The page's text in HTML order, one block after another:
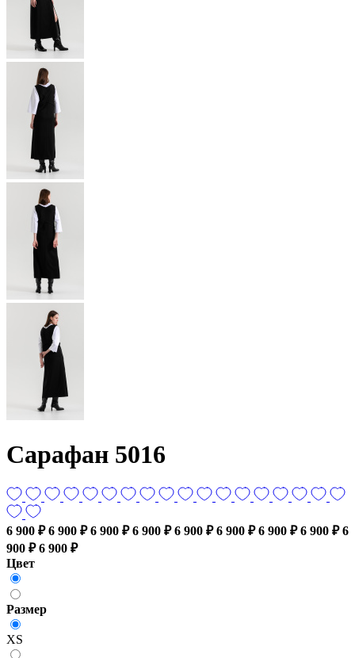
Сарафан 5016
6 900 ₽ 6 900 ₽ 6 900 ₽ 6 900 ₽ 6 900 ₽ 6 900 ₽ 6 900 ₽ 6 900 ₽ 6
900 ₽ 6 900 ₽
Цвет
Размер
XS